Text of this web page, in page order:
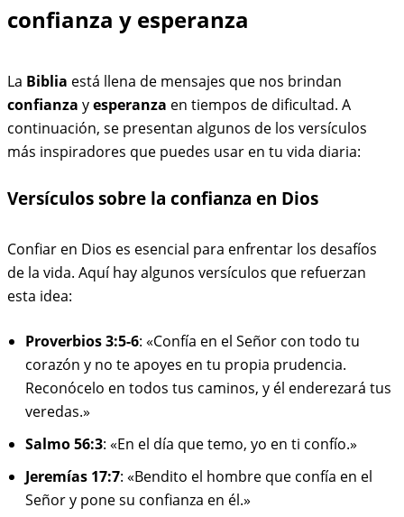
confianza y esperanza
La Biblia está llena de mensajes que nos brindan
confianza yesperanza en tiempos de dificultad. A
continuación, se presentan algunos de los versículos
más inspiradores que puedes usar en tu vida diaria:
Versículos sobre la confianza en Dios
Confiar en Dios es esencial para enfrentar los desafíos
de la vida. Aquí hay algunos versículos que refuerzan
esta idea:
Proverbios 3:5-6: «Confía en el Señor con todo tu
corazón y no te apoyes en tu propia prudencia.
Reconócelo en todos tus caminos, y él enderezará tus
veredas.»
Salmo 56:3: «En el día que temo, yo en ti confío.»
Jeremías 17:7: «Bendito el hombre que confía en el
Señor y pone su confianza en él.»